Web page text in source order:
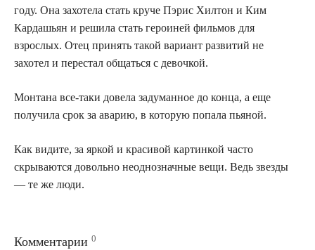
году. Она захотела стать круче Пэрис Хилтон и Ким
Кардашьян и решила стать героиней фильмов для
взрослых. Отец принять такой вариант развитий не
захотел и перестал общаться с девочкой.
Монтана все-таки довела задуманное до конца, а еще
получила срок за аварию, в которую попала пьяной.
Как видите, за яркой и красивой картинкой часто
скрываются довольно неоднозначные вещи. Ведь звезды
— те же люди.
Комментарии 0